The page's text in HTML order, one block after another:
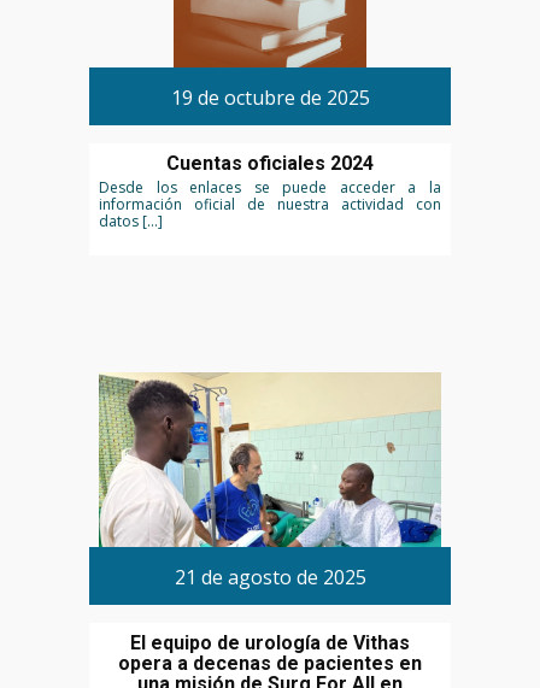
19 de octubre de 2025
Cuentas oficiales 2024
Desde los enlaces se puede acceder a la
información oficial de nuestra actividad con
datos […]
21 de agosto de 2025
El equipo de urología de Vithas
opera a decenas de pacientes en